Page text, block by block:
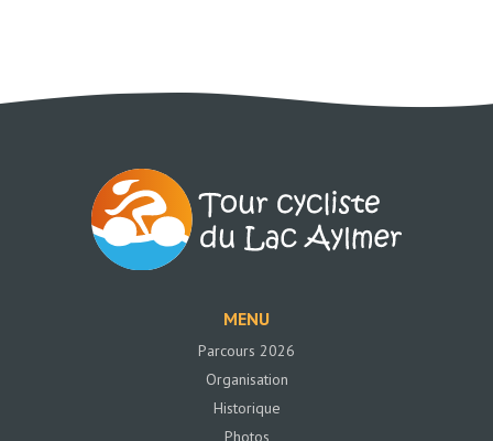
MENU
Parcours 2026
Organisation
Historique
Photos